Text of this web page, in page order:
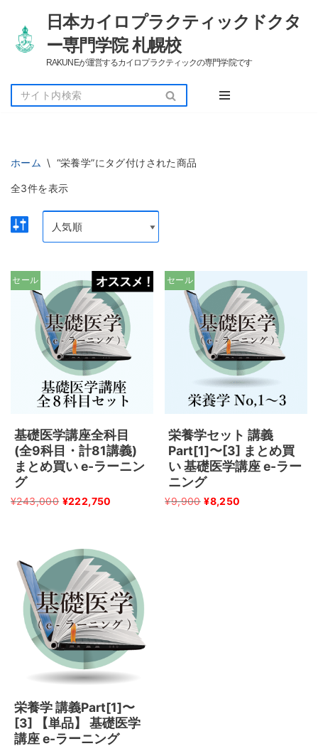
コ
ン
ン
ッ
日本カイロプラクティックドクタ
ー専門学院 札幌校
RAKUNEが運営するカイロプラクティックの専門学院です
ホーム \ “栄養学”にタグ付けされた商品
全3件を表示
セール
基礎医学講座全科目
(全9科目・計81講義)
まとめ買い e-ラーニン
グ
¥243,000 ¥222,750
セール
栄養学セット 講義
Part[1]〜[3] まとめ買
い 基礎医学講座 e-ラー
ニング
¥9,900 ¥8,250
栄養学 講義Part[1]〜
[3] 【単品】 基礎医学
講座 e-ラーニング